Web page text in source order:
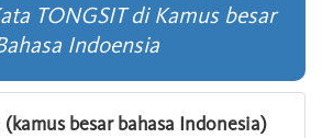
TONGSIT di Kamus besar
Indoensia
besar bahasa Indonesia)